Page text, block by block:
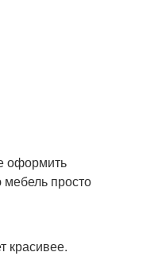
оформить
просто
красивее.